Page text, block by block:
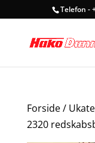
Telefon -
Forside/
2320